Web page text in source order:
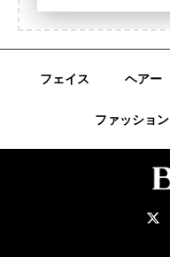
フェイス ヘアー
ファッション